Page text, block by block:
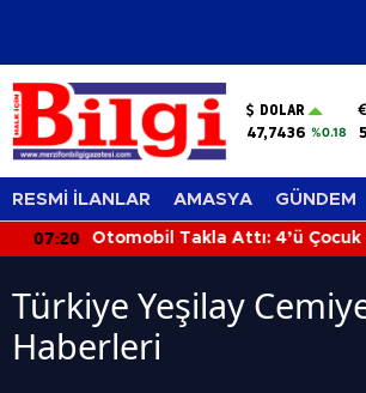
DOLAR
47,7436 %0.18
RESMİ İLANLAR AMASYA GÜNDEM
07:20 Otomobil Takla Attı: 4’ü Çocuk 8
Türkiye Yeşilay
Haberleri